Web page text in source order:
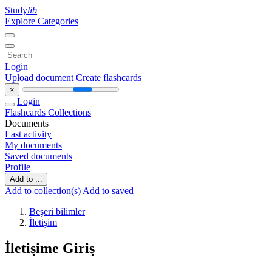
Studylib
Explore Categories
Login
Upload document Create flashcards
×
Login
Flashcards Collections
Documents
Last activity
My documents
Saved documents
Profile
Add to ...
Add to collection(s) Add to saved
Beşeri bilimler
İletişim
İletişime Giriş